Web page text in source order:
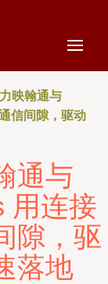
映翰通与
信间隙，驱动
通与
用连接
隙，驱
落地